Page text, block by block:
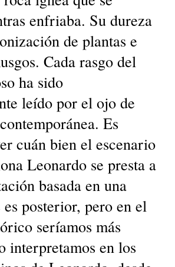
enfriaba. Su dureza
de plantas e
Cada rasgo del
ha sido
leído por el ojo de
Es
cuán bien el escenario
Leonardo se presta a
basada en una
posterior, pero en el
seríamos más
interpretamos en los